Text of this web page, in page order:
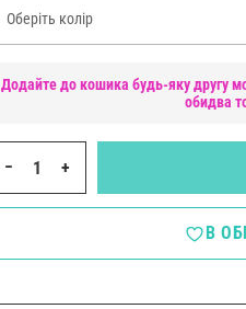
Оберіть колір
Додайте до кошика будь-яку другу
обидва
− +
В